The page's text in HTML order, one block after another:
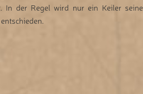
In der Regel wird nur ein Keiler seine